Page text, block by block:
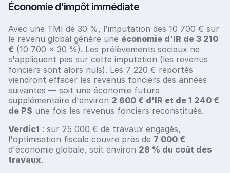
Économie d'impôt immédiate
Avec une TMI de 30 %, l'imputation des 10 700 € sur
le revenu global génère une économie d'IR de 3 210
€ (10 700 × 30 %). Les prélèvements sociaux ne
s'appliquent pas sur cette imputation (les revenus
fonciers sont alors nuls). Les 7 220 € reportés
viendront effacer les revenus fonciers des années
suivantes — soit une économie future
supplémentaire d'environ 2 600 € d'IR et de 1 240 €
de PS une fois les revenus fonciers reconstitués.
Verdict : sur 25 000 € de travaux engagés,
l'optimisation fiscale couvre près de 7 000 €
d'économie globale, soit environ 28 % du coût des
travaux.